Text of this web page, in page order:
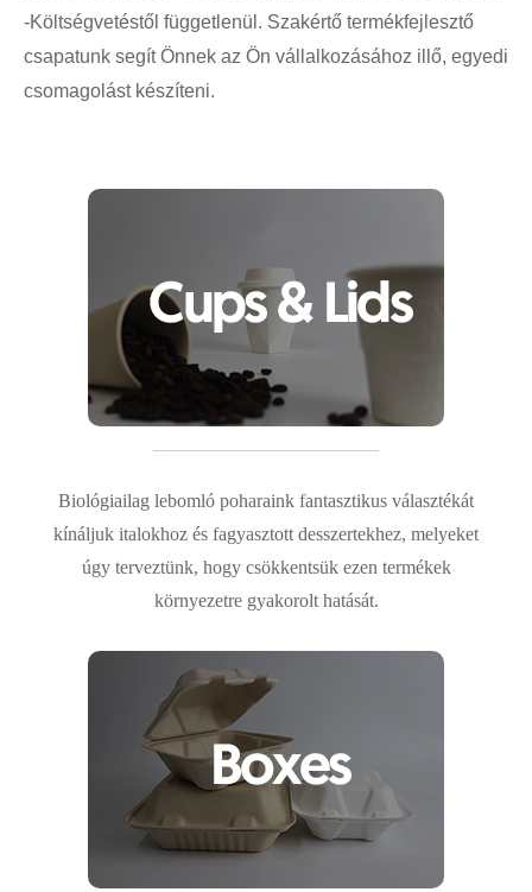
-Költségvetéstől függetlenül. Szakértő termékfejlesztő
csapatunk segít Önnek az Ön vállalkozásához illő, egyedi
csomagolást készíteni.
Biológiailag lebomló poharaink fantasztikus választékát
kínáljuk italokhoz és fagyasztott desszertekhez, melyeket
úgy terveztünk, hogy csökkentsük ezen termékek
környezetre gyakorolt ​​hatását.